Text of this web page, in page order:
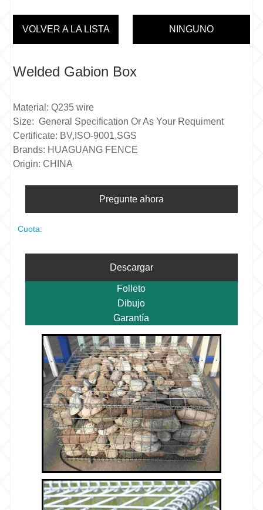
VOLVER A LA LISTA NINGUNO
Welded Gabion Box
Material: Q235 wire
Size: General Specification Or As Your Requiment
Certificate: BV,ISO-9001,SGS
Brands: HUAGUANG FENCE
Origin: CHINA
Pregunte ahora
Cuota:
Descargar
Folleto
Dibujo
Garantía